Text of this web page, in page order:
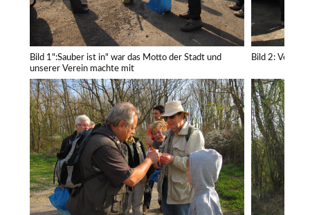
Bild 1":Sauber ist in" war das Motto der Stadt und
unserer Verein machte mit
Bild 2: